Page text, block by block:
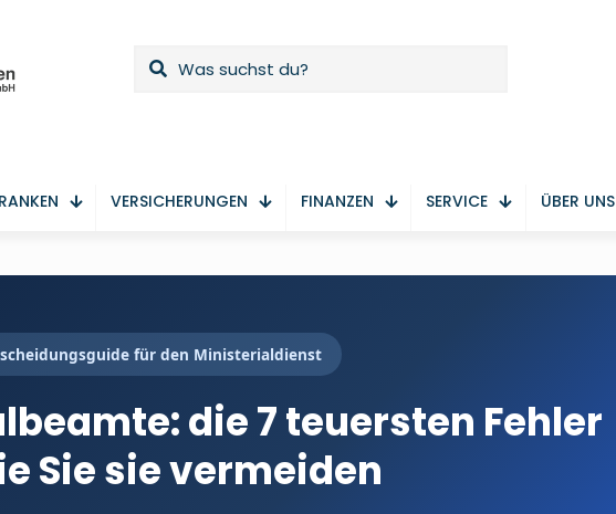
VERSICHERUNGEN FINANZEN SERVICE ÜBER UNS
für den Ministerialdienst
die 7 teuersten Fehler
Sie sie vermeiden